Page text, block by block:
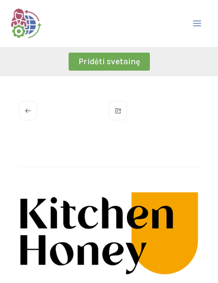
Skip
content
Pridėti svetainę